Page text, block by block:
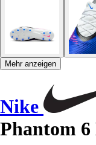
Mehr anzeigen
Nike
Phantom